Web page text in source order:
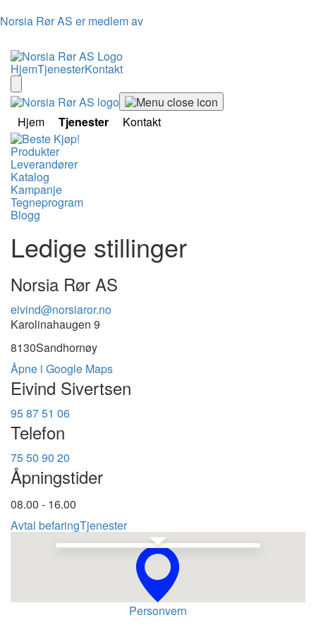
Norsia Rør AS er medlem av
HjemTjenesterKontakt
Hjem Tjenester
Kontakt
Produkter
Leverandører
Katalog
Kampanje
Tegneprogram
Blogg
Ledige stillinger
Norsia Rør AS
eivind@norsiaror.no
Karolinahaugen 9
8130Sandhornøy
Åpne i Google Maps
Eivind Sivertsen
95 87 51 06
Telefon
75 50 90 20
Åpningstider
08.00 - 16.00
Avtal befaringTjenester
Personvern